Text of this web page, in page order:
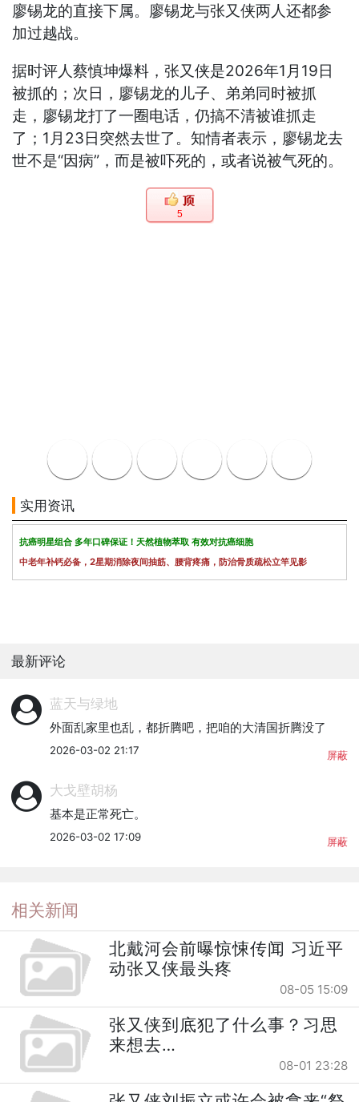
廖锡龙的直接下属。廖锡龙与张又侠两人还都参
加过越战。
据时评人蔡慎坤爆料，张又侠是2026年1月19日
被抓的；次日，廖锡龙的儿子、弟弟同时被抓
走，廖锡龙打了一圈电话，仍搞不清被谁抓走
了；1月23日突然去世了。知情者表示，廖锡龙去
世不是“因病”，而是被吓死的，或者说被气死的。
5
实用资讯
抗癌明星组合 多年口碑保证！天然植物萃取 有效对抗癌细胞
中老年补钙必备，2星期消除夜间抽筋、腰背疼痛，防治骨质疏松立竿见影
最新评论
蓝天与绿地
外面乱家里也乱，都折腾吧，把咱的大清国折腾没了
2026-03-02 21:17 屏蔽
大戈壁胡杨
基本是正常死亡。
2026-03-02 17:09 屏蔽
相关新闻
北戴河会前曝惊悚传闻 习近平
动张又侠最头疼
08-05 15:09
张又侠到底犯了什么事？习思
来想去…
08-01 23:28